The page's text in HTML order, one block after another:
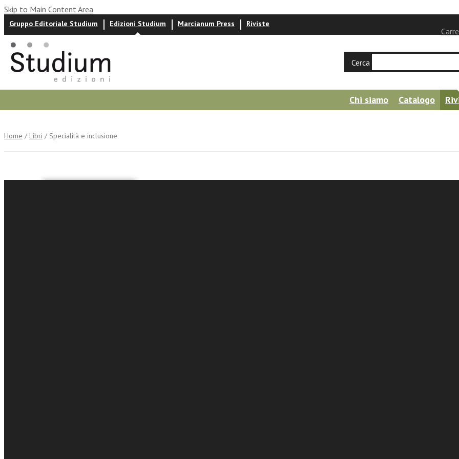
Skip to Main Content Area
Gruppo Editoriale Studium Edizioni Studium Marcianum Press Riviste
Cerca
Chi siamo Catalogo
Home / Libri / Specialità e inclusione